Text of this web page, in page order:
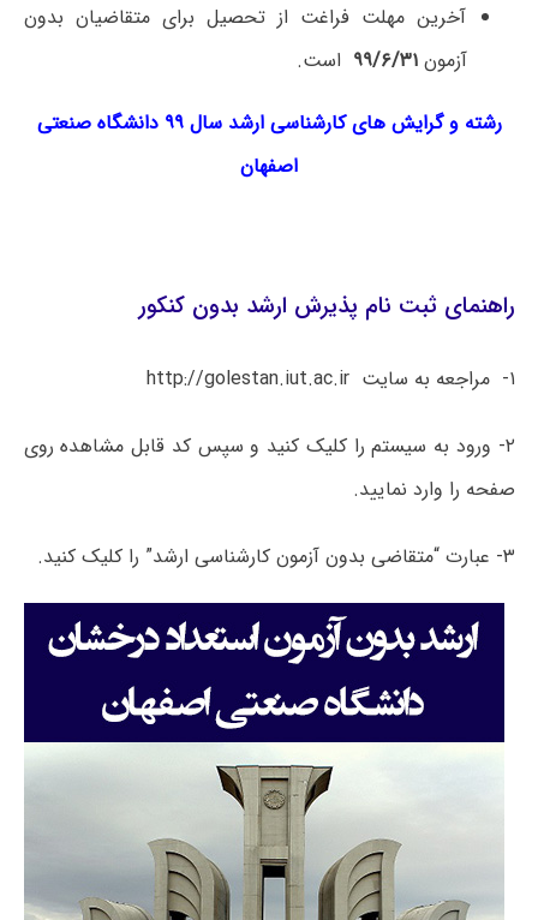
آخرین مهلت فراغت از تحصیل برای متقاضیان بدون
آزمون۹۹/۶/۳۱ است.
رشته و گرایش های کارشناسی ارشد سال ۹۹ دانشگاه صنعتی
اصفهان
راهنمای ثبت نام پذیرش ارشد بدون کنکور
۱- مراجعه به سایت http://golestan.iut.ac.ir
۲- ورود به سیستم را کلیک کنید و سپس کد قابل مشاهده روی
صفحه را وارد نمایید.
۳- عبارت “متقاضی بدون آزمون کارشناسی ارشد” را کلیک کنید.